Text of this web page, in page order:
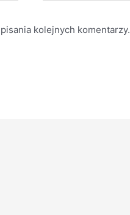
kolejnych komentarzy.